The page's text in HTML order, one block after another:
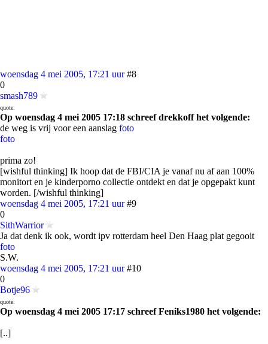
woensdag 4 mei 2005, 17:21 uur #8
0
smash789
quote:
Op woensdag 4 mei 2005 17:18 schreef drekkoff het volgende:
de weg is vrij voor een aanslag foto
foto
prima zo!
[wishful thinking] Ik hoop dat de FBI/CIA je vanaf nu af aan 100%
monitort en je kinderporno collectie ontdekt en dat je opgepakt kunt
worden. [/wishful thinking]
woensdag 4 mei 2005, 17:21 uur #9
0
SithWarrior
Ja dat denk ik ook, wordt ipv rotterdam heel Den Haag plat gegooit
foto
S.W.
woensdag 4 mei 2005, 17:21 uur #10
0
Botje96
quote:
Op woensdag 4 mei 2005 17:17 schreef Feniks1980 het volgende:
[..]